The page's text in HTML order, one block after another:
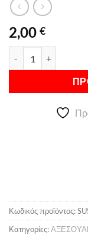
2,00 €
Κωδικός προϊόντος:
Κατηγορίες: